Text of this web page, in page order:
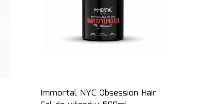
Immortal NYC Obsession Hair